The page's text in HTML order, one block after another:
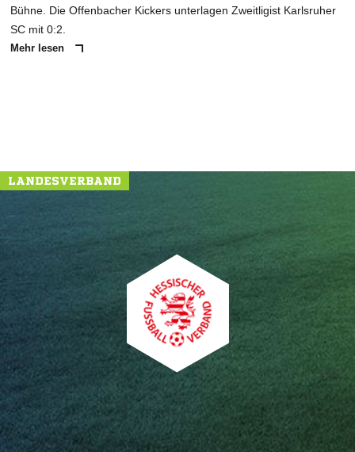
Bühne. Die Offenbacher Kickers unterlagen Zweitligist Karlsruher
SC mit 0:2.
Mehr lesen
LANDESVERBAND